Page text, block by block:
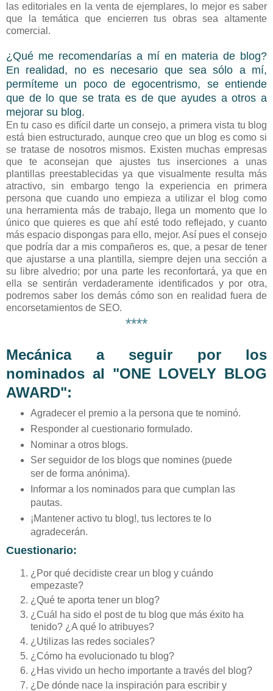
las editoriales en la venta de ejemplares, lo mejor es saber
que la temática que encierren tus obras sea altamente
comercial.
¿Qué me recomendarías a mí en materia de blog?
En realidad, no es necesario que sea sólo a mí,
permíteme un poco de egocentrismo, se entiende
que de lo que se trata es de que ayudes a otros a
mejorar su blog.
En tu caso es difícil darte un consejo, a primera vista tu blog
está bien estructurado, aunque creo que un blog es como si
se tratase de nosotros mismos. Existen muchas empresas
que te aconsejan que ajustes tus inserciones a unas
plantillas preestablecidas ya que visualmente resulta más
atractivo, sin embargo tengo la experiencia en primera
persona que cuando uno empieza a utilizar el blog como
una herramienta más de trabajo, llega un momento que lo
único que quieres es que ahí esté todo reflejado, y cuanto
más espacio dispongas para ello, mejor. Así pues el consejo
que podría dar a mis compañeros es, que, a pesar de tener
que ajustarse a una plantilla, siempre dejen una sección a
su libre alvedrio; por una parte les reconfortará, ya que en
ella se sentirán verdaderamente identificados y por otra,
podremos saber los demás cómo son en realidad fuera de
encorsetamientos de SEO.
****
Mecánica a seguir por los
nominados al "ONE LOVELY BLOG
AWARD":
Agradecer el premio a la persona que te nominó.
Responder al cuestionario formulado.
Nominar a otros blogs.
Ser seguidor de los blogs que nomines (puede
ser de forma anónima).
Informar a los nominados para que cumplan las
pautas.
¡Mantener activo tu blog!, tus lectores te lo
agradecerán.
Cuestionario:
¿Por qué decidiste crear un blog y cuándo
empezaste?
¿Qué te aporta tener un blog?
¿Cuál ha sido el post de tu blog que más éxito ha
tenido? ¿A qué lo atribuyes?
¿Utilizas las redes sociales?
¿Cómo ha evolucionado tu blog?
¿Has vivido un hecho importante a través del blog?
¿De dónde nace la inspiración para escribir y